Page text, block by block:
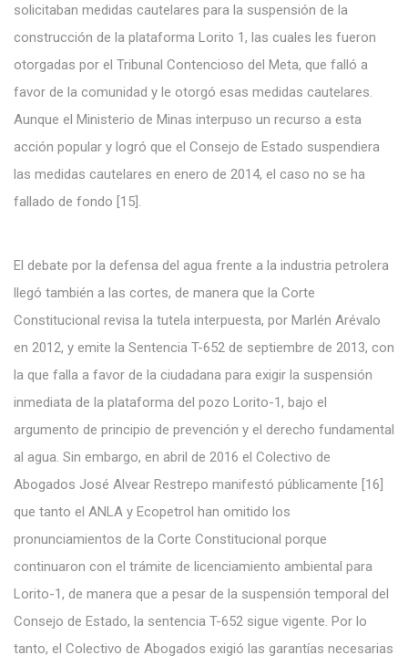
solicitaban medidas cautelares para la suspensión de la
construcción de la plataforma Lorito 1, las cuales les fueron
otorgadas por el Tribunal Contencioso del Meta, que falló a
favor de la comunidad y le otorgó esas medidas cautelares.
Aunque el Ministerio de Minas interpuso un recurso a esta
acción popular y logró que el Consejo de Estado suspendiera
las medidas cautelares en enero de 2014, el caso no se ha
fallado de fondo [15].
El debate por la defensa del agua frente a la industria petrolera
llegó también a las cortes, de manera que la Corte
Constitucional revisa la tutela interpuesta, por Marlén Arévalo
en 2012, y emite la Sentencia T-652 de septiembre de 2013, con
la que falla a favor de la ciudadana para exigir la suspensión
inmediata de la plataforma del pozo Lorito-1, bajo el
argumento de principio de prevención y el derecho fundamental
al agua. Sin embargo, en abril de 2016 el Colectivo de
Abogados José Alvear Restrepo manifestó públicamente [16]
que tanto el ANLA y Ecopetrol han omitido los
pronunciamientos de la Corte Constitucional porque
continuaron con el trámite de licenciamiento ambiental para
Lorito-1, de manera que a pesar de la suspensión temporal del
Consejo de Estado, la sentencia T-652 sigue vigente. Por lo
tanto, el Colectivo de Abogados exigió las garantías necesarias